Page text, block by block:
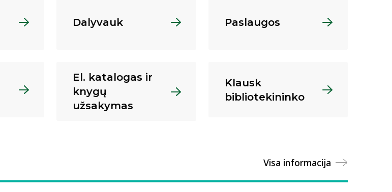
Dalyvauk Paslaugos
El. katalogas ir
knygų
užsakymas
Klausk
bibliotekininko
Visa informacija